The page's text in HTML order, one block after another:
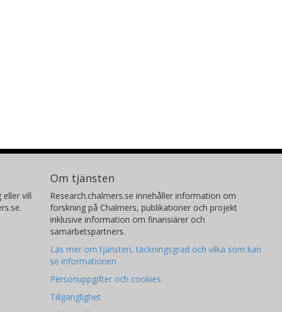
vill
Om tjänsten
Research.chalmers.se innehåller information om
forskning på Chalmers, publikationer och projekt
inklusive information om finansiärer och
samarbetspartners.
Läs mer om tjänsten, täckningsgrad och vilka som kan
se informationen
Personuppgifter och cookies
Tillgänglighet